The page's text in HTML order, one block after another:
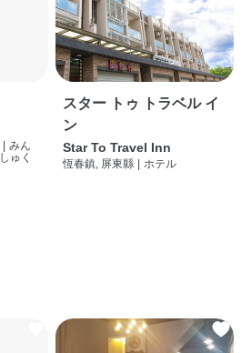
みん
しゅく
スター トゥ トラベル イ
ン
Star To Travel Inn
恆春鎮, 屏東縣 ホテル